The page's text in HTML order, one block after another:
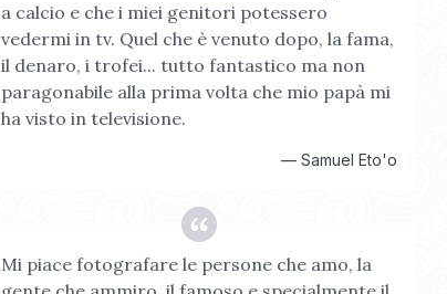
a calcio e che i miei genitori potessero
vedermi in tv. Quel che è venuto dopo, la fama,
il denaro, i trofei... tutto fantastico ma non
paragonabile alla prima volta che mio papà mi
ha visto in televisione.
— Samuel Eto'o
Mi piace fotografare le persone che amo, la